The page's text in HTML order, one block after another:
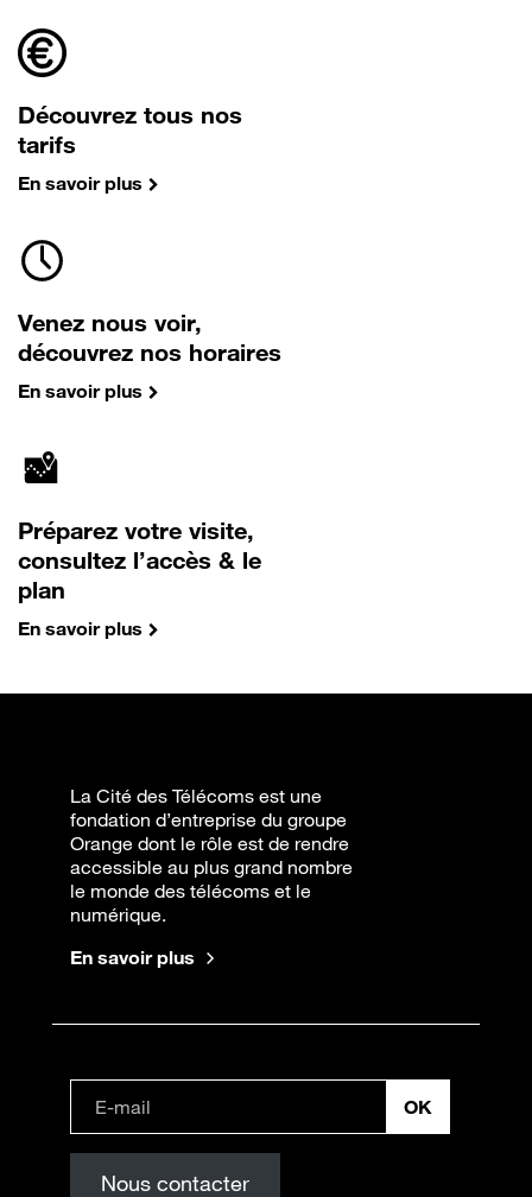
Découvrez tous nos
tarifs
En savoir plus
Venez nous voir,
découvrez nos horaires
En savoir plus
Préparez votre visite,
consultez l’accès & le
plan
En savoir plus
La Cité des Télécoms est une
fondation d’entreprise du groupe
Orange dont le rôle est de rendre
accessible au plus grand nombre
le monde des télécoms et le
numérique.
En savoir plus
Nous contacter